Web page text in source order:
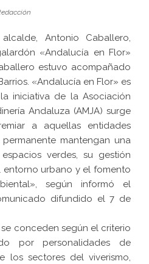
Antonio Caballero,
«Andalucía en Flor»
estuvo acompañado
«Andalucía en Flor» es
iniciativa de la Asociación
Andaluza (AMJA) surge
a aquellas entidades
mantengan una
verdes, su gestión
entorno urbano y el fomento
según informó el
difundido el 7 de
conceden según el criterio
por personalidades de
los sectores del viverismo,